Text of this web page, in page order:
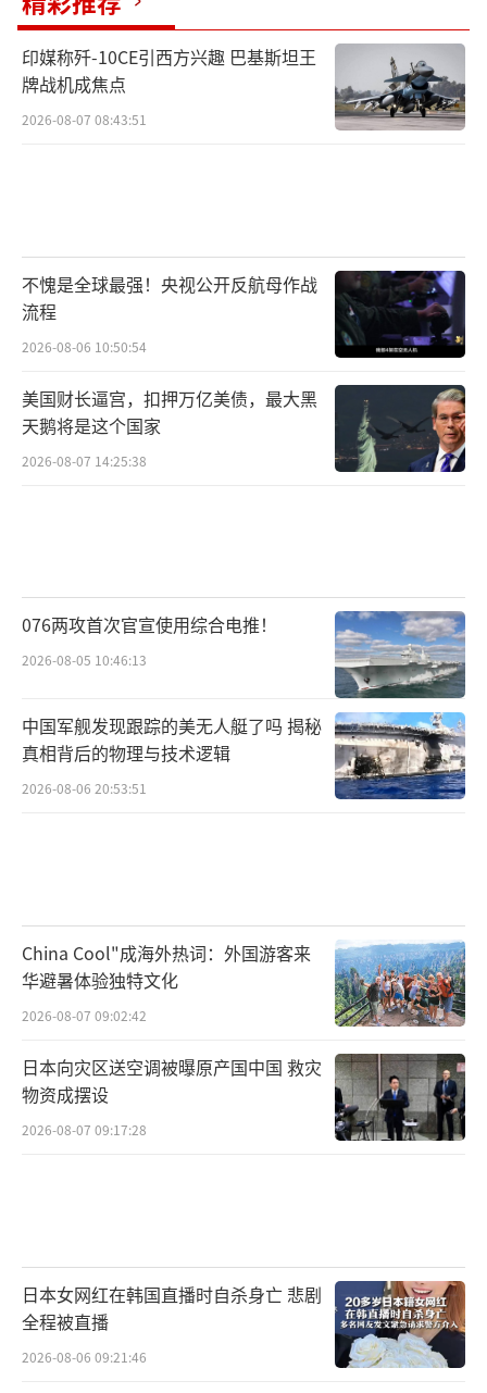
印媒称歼-10CE引西方兴趣 巴基斯坦王
牌战机成焦点
2026-08-07 08:43:51
不愧是全球最强！央视公开反航母作战
流程
2026-08-06 10:50:54
美国财长逼宫，扣押万亿美债，最大黑
天鹅将是这个国家
2026-08-07 14:25:38
076两攻首次官宣使用综合电推！
2026-08-05 10:46:13
中国军舰发现跟踪的美无人艇了吗 揭秘
真相背后的物理与技术逻辑
2026-08-06 20:53:51
China Cool"成海外热词：外国游客来
华避暑体验独特文化
2026-08-07 09:02:42
日本向灾区送空调被曝原产国中国 救灾
物资成摆设
2026-08-07 09:17:28
日本女网红在韩国直播时自杀身亡 悲剧
全程被直播
2026-08-06 09:21:46